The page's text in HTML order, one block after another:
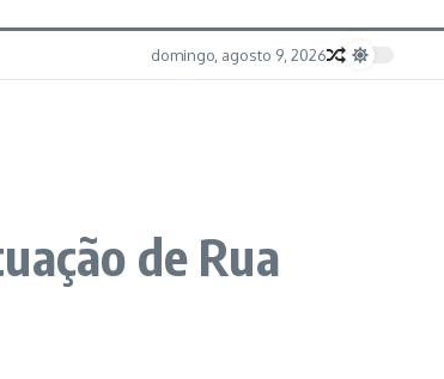
domingo, agosto 9, 2026
de Rua